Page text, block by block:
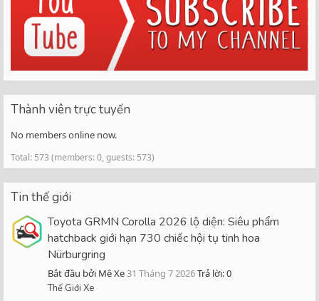
Thành viên trực tuyến
No members online now.
Total: 573 (members: 0, guests: 573)
Tin thế giới
Toyota GRMN Corolla 2026 lộ diện: Siêu phẩm
hatchback giới hạn 730 chiếc hội tụ tinh hoa
Nürburgring
Bắt đầu bởi Mê Xe31 Tháng 7 2026Trả lời: 0
Thế Giới Xe